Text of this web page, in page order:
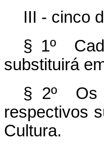
III - cinco
§ 1º
substituirá
§ 2º Os
respectivos
Cultura.